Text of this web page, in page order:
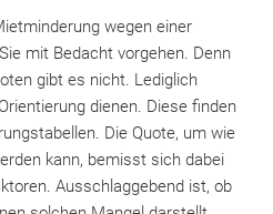
wegen einer
mit Bedacht vorgehen. Denn
gibt es nicht. Lediglich
dienen. Diese finden
Die Quote, um wie
kann, bemisst sich dabei
Ausschlaggebend ist, ob